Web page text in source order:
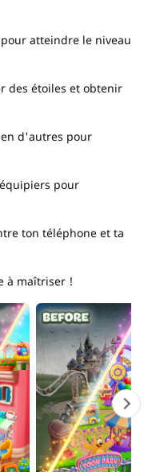
atteindre le niveau
des étoiles et obtenir
d'autres pour
pour
ton téléphone et ta
à maîtriser !